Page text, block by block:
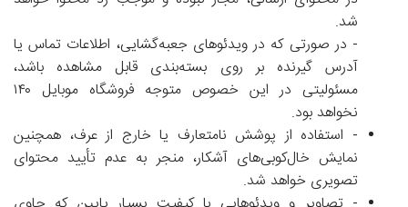
شد.
- در صورتی که در ویدئوهای جعبه‌گشایی، اطلاعات تماس یا
آدرس گیرنده بر روی بسته‌بندی قابل مشاهده باشد،
مسئولیتی در این خصوص متوجه فروشگاه موبایل ۱۴۰
نخواهد بود.
- استفاده از پوشش نامتعارف یا خارج از عرف، همچنین
نمایش خال‌کوبی‌های آشکار، منجر به عدم تأیید محتوای
تصویری خواهد شد.